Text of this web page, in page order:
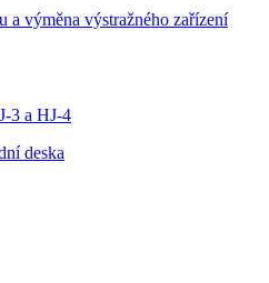
výměna výstražného zařízení
3 a HJ-4
deska